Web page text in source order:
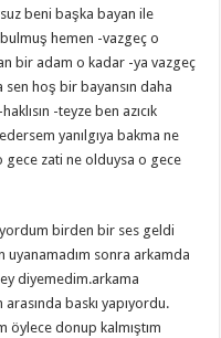
beni başka bayan ile
hemen -vazgeç o
bir adam o kadar -ya vazgeç
hoş bir bayansın daha
-teyze ben azıcık
yanılgıya bakma ne
gece zati ne olduysa o gece
birden bir ses geldi
uyanamadım sonra arkamda
diyemedim.arkama
baskı yapıyordu.
öylece donup kalmıştım